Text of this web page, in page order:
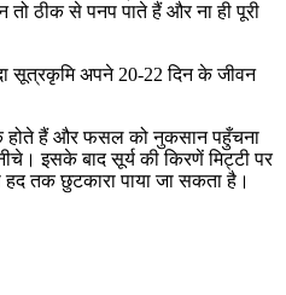
ठीक से पनप पाते हैं और ना ही पूरी
सूत्रकृमि अपने 20-22 दिन के जीवन
होते हैं और फसल को नुकसान पहुँचना
इसके बाद सूर्य की किरणें मिट्टी पर
तक छुटकारा पाया जा सकता है।